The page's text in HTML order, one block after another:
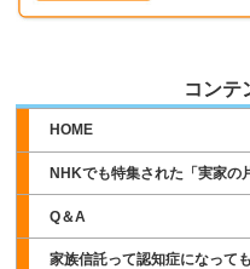
コンテ
HOME
NHKでも特集された「実家の
Q＆A
家族信託って認知症になって